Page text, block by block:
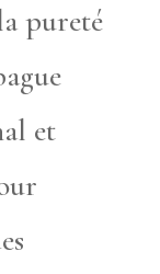
pureté
et